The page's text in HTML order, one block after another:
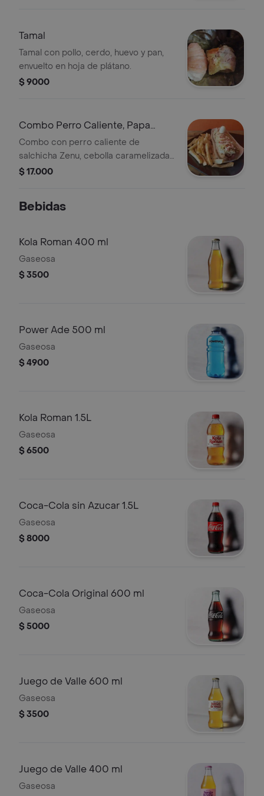
Tamal
Tamal con pollo, cerdo, huevo y pan,
envuelto en hoja de plátano.
$ 9000
Combo Perro Caliente, Papa
Francesa, Gaseosa
Combo con perro caliente de
salchicha Zenu, cebolla caramelizada,
tocineta, queso, huevo de codorniz,
$ 17.000
Bebidas
Kola Roman 400 ml
Gaseosa
$ 3500
Power Ade 500 ml
Gaseosa
$ 4900
Kola Roman 1.5L
Gaseosa
$ 6500
Coca-Cola sin Azucar 1.5L
Gaseosa
$ 8000
Coca-Cola Original 600 ml
Gaseosa
$ 5000
Juego de Valle 600 ml
Gaseosa
$ 3500
Juego de Valle 400 ml
Gaseosa